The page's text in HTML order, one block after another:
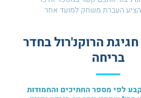
העברת משחק למועד אחר
הרוקנ'רול בחדר
בריחה
לפי מספר החתיכים והחמודות